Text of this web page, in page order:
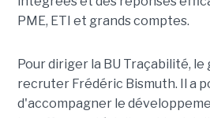
PME, ETI et grands comptes.
Pour diriger la BU Traçabilité,
recruter Frédéric Bismuth. Il a
d'accompagner le